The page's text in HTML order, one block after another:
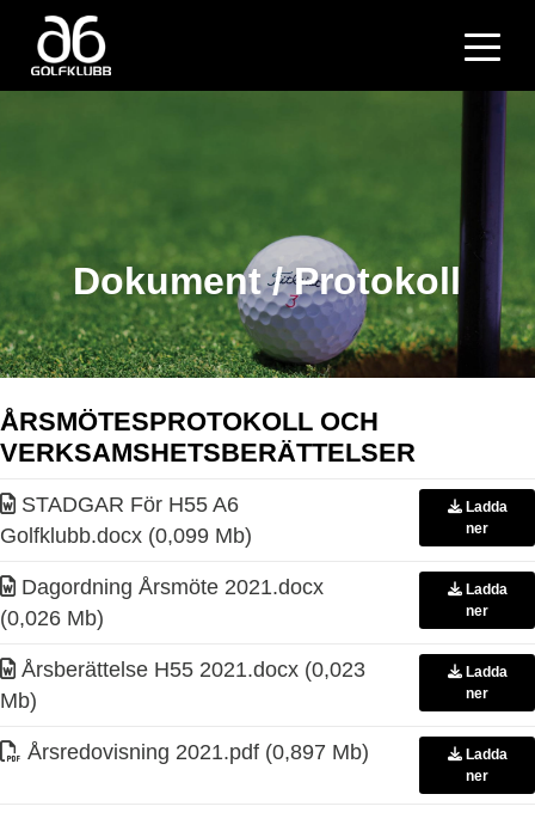
Dokument / Protokoll
ÅRSMÖTESPROTOKOLL OCH
VERKSAMSHETSBERÄTTELSER
STADGAR För H55 A6
Golfklubb.docx (0,099 Mb)
Ladda
ner
Dagordning Årsmöte 2021.docx
(0,026 Mb)
Ladda
ner
Årsberättelse H55 2021.docx (0,023
Mb)
Ladda
ner
Årsredovisning 2021.pdf (0,897 Mb)
Ladda
ner